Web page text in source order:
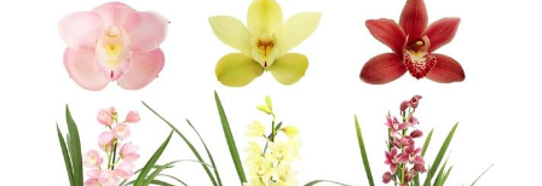
KOMPRESORI
BUŠAČ ZEMLJE
ČEONE/STRIŽNE KOSAČICE